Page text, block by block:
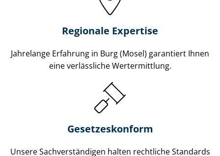
Regionale Expertise
Jahrelange Erfahrung in Burg (Mosel) garantiert Ihnen
eine verlässliche Wertermittlung.
Gesetzes­konform
Unsere Sach­ver­stän­di­gen halten rechtliche Standards